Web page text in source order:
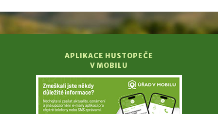
APLIKACE HUSTOPEČE
V MOBILU